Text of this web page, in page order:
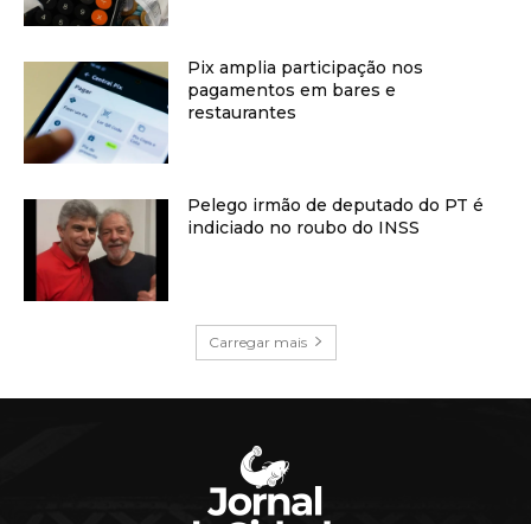
Pix amplia participação nos
pagamentos em bares e
restaurantes
Pelego irmão de deputado do PT é
indiciado no roubo do INSS
Carregar mais